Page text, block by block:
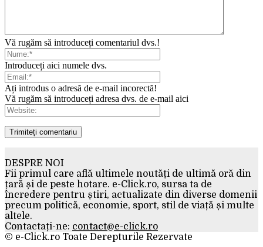
Vă rugăm să introduceți comentariul dvs.!
Introduceți aici numele dvs.
Ați introdus o adresă de e-mail incorectă!
Vă rugăm să introduceți adresa dvs. de e-mail aici
DESPRE NOI
Fii primul care află ultimele noutăți de ultimă oră din
țară și de peste hotare. e-Click.ro, sursa ta de
încredere pentru știri, actualizate din diverse domenii
precum politică, economie, sport, stil de viață și multe
altele.
Contactați-ne: contact@e-click.ro
© e-Click.ro Toate Derepturile Rezervate